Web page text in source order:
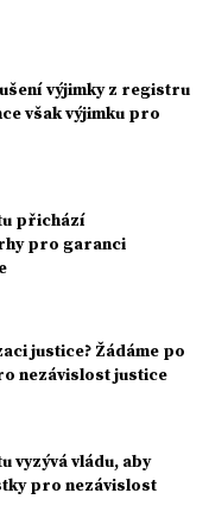
výjimky z registru
však výjimku pro
přichází
pro garanci
justice? Žádáme po
nezávislost justice
vyzývá vládu, aby
pro nezávislost